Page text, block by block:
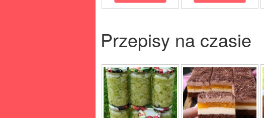
Przepisy na czasie